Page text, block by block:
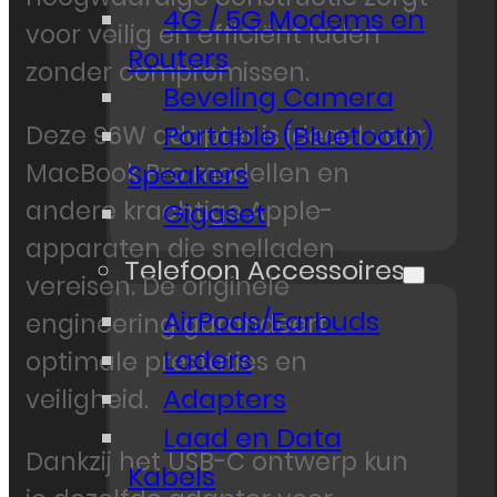
4G / 5G Modems en
Routers
Beveling Camera
Portable (Bluetooth)
Speakers
Gigaset
Telefoon Accessoires
AirPods/Earbuds
Laders
Adapters
Laad en Data
Kabels
voor veilig en efficiënt laden
zonder compromissen.
Deze 96W adapter is ideaal voor
MacBook Pro modellen en
andere krachtige Apple-
apparaten die snelladen
vereisen. De originele
engineering garandeert
optimale prestaties en
veiligheid.
Dankzij het USB-C ontwerp kun